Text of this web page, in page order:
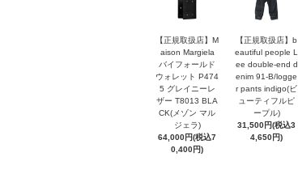
【正規取扱店】M
aison Margiela
バイフォールド
ウォレット P474
5 グレイニーレ
ザー T8013 BLA
CK(メゾン マル
ジェラ)
64,000円(税込7
0,400円)
【正規取扱店】b
eautiful people L
ee double-end d
enim 91-B/logge
r pants indigo(ビ
ューティフルピ
ープル)
31,500円(税込3
4,650円)